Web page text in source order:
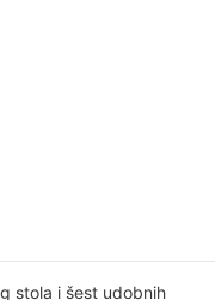
stola i šest udobnih